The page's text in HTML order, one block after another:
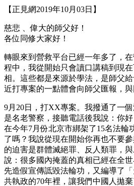
【正見網2019年10月03日】
慈悲 、偉大的師父好！
各位同修大家好！
轉眼來到營救平台已經一年多了，
程中，我從開始只會讀口講稿到現
相。這些都是來源於學法，是師父
近打專案的一點體會向師父匯報，與
9月20日，打XX專案。我撥通了一
是名老警察，接聽電話後我說：你
在今年7月份北京市綁架了15名法輪
了嗎？我說從現在開始你再也不要
的迫害是群體滅絕罪、反人類罪，
說：很多國內掩蓋的真相已經在全
先造假宣傳詆毀法輪功，又編導了
共執政的70年裡，讓我們中國人拋